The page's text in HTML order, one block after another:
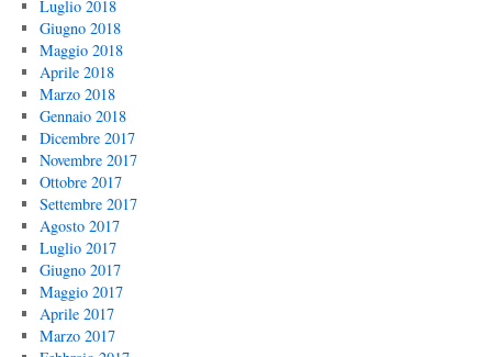
Luglio 2018
Giugno 2018
Maggio 2018
Aprile 2018
Marzo 2018
Gennaio 2018
Dicembre 2017
Novembre 2017
Ottobre 2017
Settembre 2017
Agosto 2017
Luglio 2017
Giugno 2017
Maggio 2017
Aprile 2017
Marzo 2017